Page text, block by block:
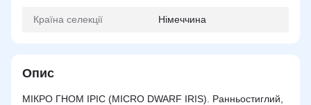
Країна селекції Німеччина
Опис
МІКРО ГНОМ ІРІС (MICRO DWARF IRIS). Ранньостиглий,